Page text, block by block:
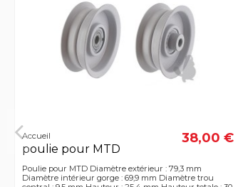
Accueil
poulie pour MTD
38,00 €
Poulie pour MTD Diamètre extérieur : 79,3 mm
Diamètre intérieur gorge : 69,9 mm Diamètre trou